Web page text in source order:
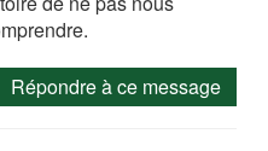
Répondre à ce message